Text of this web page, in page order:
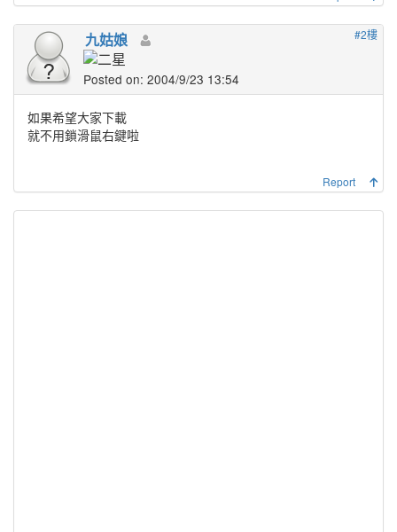
#2樓
九姑娘
Posted on: 2004/9/23 13:54
如果希望大家下載
就不用鎖滑鼠右鍵啦
Report